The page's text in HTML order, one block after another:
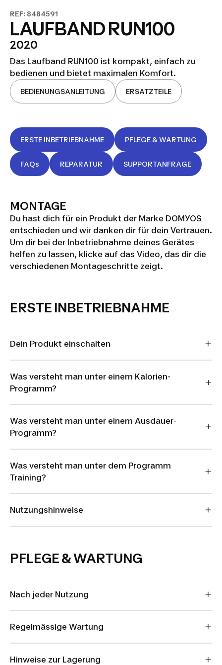
REF: 8484591
LAUFBAND RUN100
2020
Das Laufband RUN100 ist kompakt, einfach zu
bedienen und bietet maximalen Komfort.
BEDIENUNGSANLEITUNG ERSATZTEILE
ERSTE INBETRIEBNAHME PFLEGE & WARTUNG
FAQs REPARATUR SUPPORTANFRAGE
MONTAGE
Du hast dich für ein Produkt der Marke DOMYOS
entschieden und wir danken dir für dein Vertrauen.
Um dir bei der Inbetriebnahme deines Gerätes
helfen zu lassen, klicke auf das Video, das dir die
verschiedenen Montageschritte zeigt.
ERSTE INBETRIEBNAHME
Dein Produkt einschalten
Was versteht man unter einem Kalorien-
Programm?
Was versteht man unter einem Ausdauer-
Programm?
Was versteht man unter dem Programm
Training?
Nutzungshinweise
PFLEGE & WARTUNG
Nach jeder Nutzung
Regelmässige Wartung
Hinweise zur Lagerung